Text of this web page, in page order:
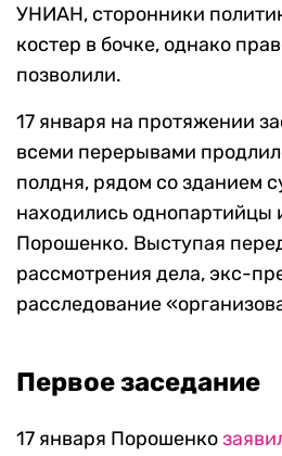
УНИАН, сторонники
костер в бочке, однако
позволили.
17 января на протяжении
всеми перерывами
полдня, рядом со зданием
находились однопартийцы
Порошенко. Выступая
рассмотрения дела, экс-
расследование
Первое заседание
17 января Порошенко